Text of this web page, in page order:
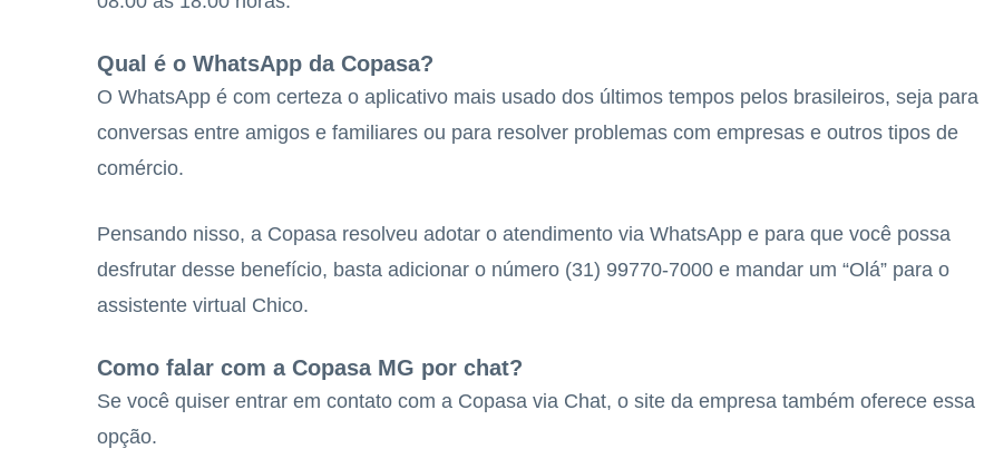
Qual é o WhatsApp da Copasa?
O WhatsApp é com certeza o aplicativo mais usado dos últimos tempos pelos brasileiros, seja para
conversas entre amigos e familiares ou para resolver problemas com empresas e outros tipos de
comércio.
Pensando nisso, a Copasa resolveu adotar o atendimento via WhatsApp e para que você possa
desfrutar desse benefício, basta adicionar o número (31) 99770-7000 e mandar um “Olá” para o
assistente virtual Chico.
Como falar com a Copasa MG por chat?
Se você quiser entrar em contato com a Copasa via Chat, o site da empresa também oferece essa
opção.